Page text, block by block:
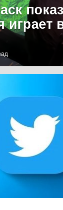
играет